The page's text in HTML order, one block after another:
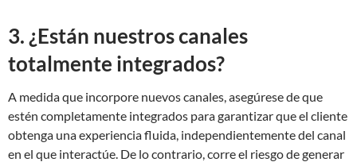
3. ¿Están nuestros canales
totalmente integrados?
A medida que incorpore nuevos canales, asegúrese de que
estén completamente integrados para garantizar que el cliente
obtenga una experiencia fluida, independientemente del canal
en el que interactúe. De lo contrario, corre el riesgo de generar